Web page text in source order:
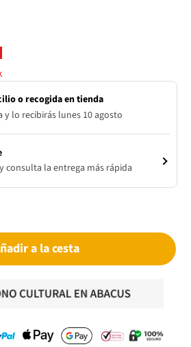
o recogida en tienda
y lo recibirás lunes 10 agosto
consulta la entrega más rápida
a la cesta